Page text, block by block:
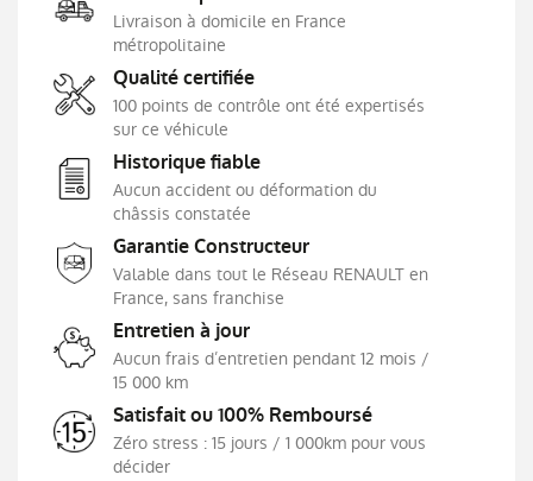
Système d'antiblocage des roues (ABS)
Système de contrôle de pression des
pneumatiques RDC
Système de freinage automatique d'urgence
(AEBS)
Système de surveillance de l'attention du
conducteur
Système ISOFIX aux places latérales AR et
passager AV
Verrouillage centralisée
Volant textile enduit grainé
Livraison à domicile en France
métropolitaine
Qualité certifiée
100 points de contrôle ont été expertisés
sur ce véhicule
Historique fiable
Aucun accident ou déformation du
châssis constatée
Garantie Constructeur
Valable dans tout le Réseau RENAULT en
France, sans franchise
Entretien à jour
Aucun frais d’entretien pendant 12 mois /
15 000 km
Satisfait ou 100% Remboursé
Zéro stress : 15 jours / 1 000km pour vous
décider